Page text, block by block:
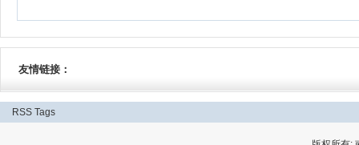
友情链接：
RSS Tags